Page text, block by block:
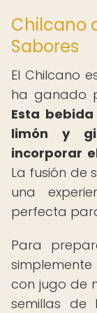
Chilcano
Sabores
El Chilcano
ha ganado
Esta
limón y
incorporar
La fusión de
una
perfecta
Para
con jugo de
semillas